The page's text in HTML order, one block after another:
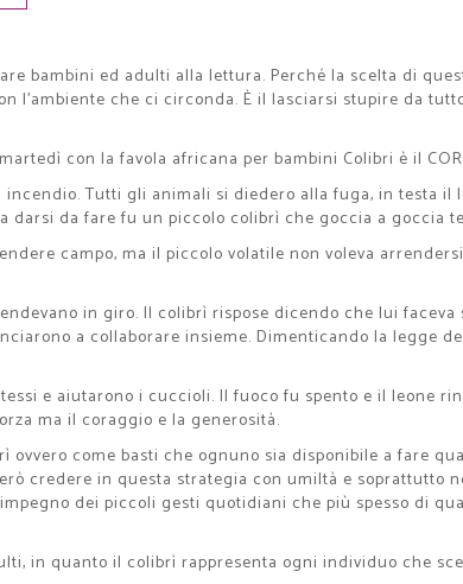
bambini ed adulti alla lettura. Perché la scelta di
l’ambiente che ci circonda. È il lasciarsi stupire da
con la favola africana per bambini Colibri è il
Tutti gli animali si diedero alla fuga, in testa
darsi da fare fu un piccolo colibrì che goccia a goccia
campo, ma il piccolo volatile non voleva
in giro. Il colibrì rispose dicendo che lui
a collaborare insieme. Dimenticando la legge
e aiutarono i cuccioli. Il fuoco fu spento e il leone
ma il coraggio e la generosità.
come basti che ognuno sia disponibile a fare
credere in questa strategia con umiltà e soprattutto
dei piccoli gesti quotidiani che più spesso di
in quanto il colibrì rappresenta ogni individuo che